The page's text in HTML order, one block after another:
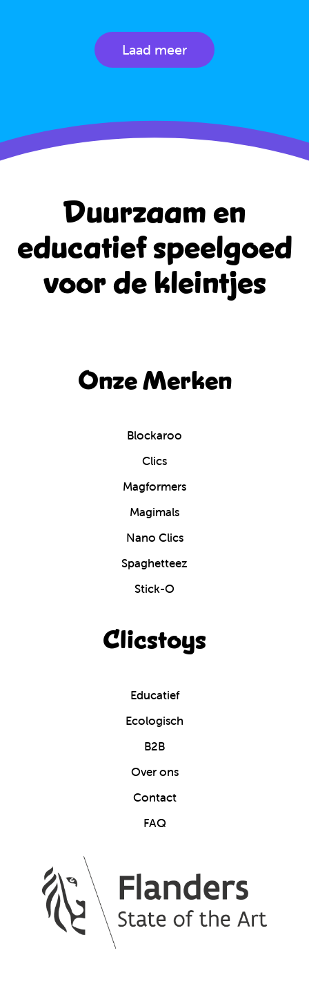
Laad meer
Duurzaam en
educatiefspeelgoed
voor de kleintjes
Onze Merken
Blockaroo
Clics
Magformers
Magimals
Nano Clics
Spaghetteez
Stick-O
Clicstoys
Educatief
Ecologisch
B2B
Over ons
Contact
FAQ